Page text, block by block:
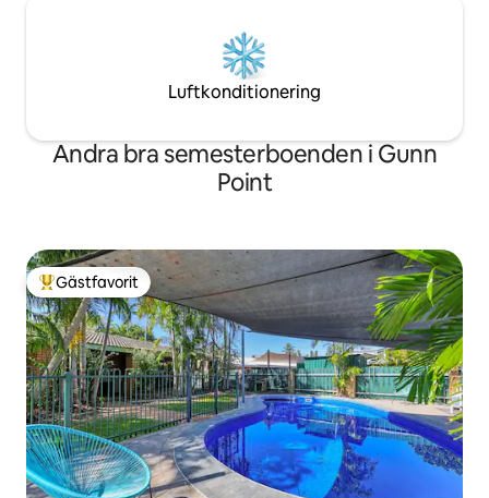
Luftkonditionering
Andra bra semesterboenden i Gunn
Point
Populär gästfavorit
Gästfavorit